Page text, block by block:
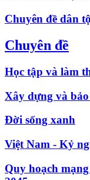
Chuyên đề dân
Chuyên đề
Học tập và làm
Xây dựng và
Đời sống xanh
Việt Nam - Kỷ
Quy hoạch